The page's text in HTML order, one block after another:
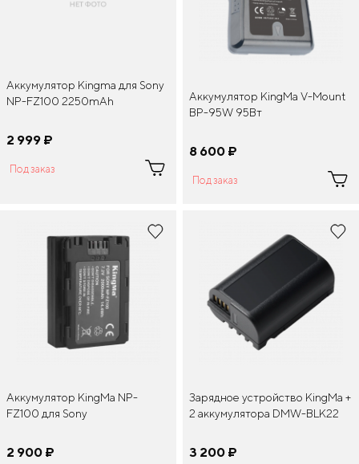
Аккумулятор Kingma для Sony
NP-FZ100 2250mAh
2 999 ¤
Под заказ
Аккумулятор KingMa V-Mount
BP-95W 95Вт
8 600 ¤
Под заказ
Аккумулятор KingMa NP-
FZ100 для Sony
2 900 ¤
Зарядное устройство KingMa +
2 аккумулятора DMW-BLK22
3 200 ¤